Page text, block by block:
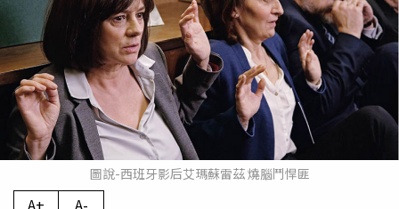
圖說-西班牙影后艾瑪蘇雷茲 燒腦鬥悍匪
A+ A-